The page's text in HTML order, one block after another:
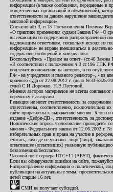
информации (а также сообщения, переданные в
общественных организаций и объединений),
ответственности за данное нарушение
массовой информации».
Согласно абз.3, п.13 Постановления Пленума
«О практике применения судами Закона РФ «О
вытекающим из содержания распространенной
надлежащим ответчиком, поскольку исходя из
информации» не вправе вмешиваться в
содержание сообщений и материалов».
Воспользуйтесь «Правом на ответ» (ст.46
«В соответствии с положением ч.3 ст.196 ГПК
подлежит возложению на авторов, а по
РФ - на учредителя и главного редактор», - из
краевого суда от 22.08.2012 г. (дело №33-5325/
судей С.И.Дорожко, Н.В.Пестовой.
Мнения авторов материалов не всегда
переписку с авторами.
Редакция не несет ответственность за
ответственны, соответственно, исключительно
сайте приравнены к выражению мнения. Блоги и
издание «Дебри-ДВ», ответственность за
Политические опросы/голосования проводятся
мнения» Федерального закона от 12.06.2002 г.
избирательных прав и права на участие в
считать, там где не указано: лицо (лица),
оплатившее (оплативших) указанную
безвозмездно/бесплатно.
Часовой пояс сервера UTC+11 (AEST),
Если вы обнаружили ошибки на сайте,
Распространение информации о политической,
публикации на актуальные темы,
детей старше 16 лет.
СМИ не получает субсидий.